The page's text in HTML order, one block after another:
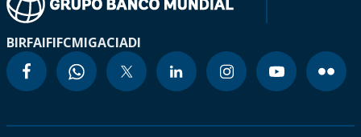
BIRFAIFIFCMIGACIADI